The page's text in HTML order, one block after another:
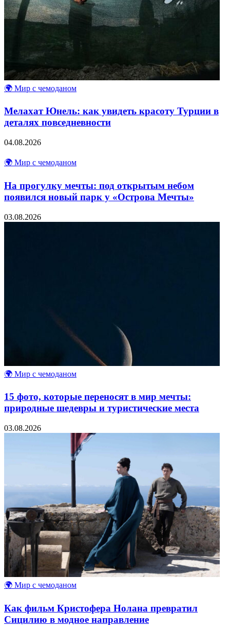
🌍 Мир с чемоданом
Мелахат Юнель: как увидеть красоту Турции в
деталях повседневности
04.08.2026
🌍 Мир с чемоданом
На прогулку мечты: под открытым небом
появился новый парк у «Острова Мечты»
03.08.2026
🌍 Мир с чемоданом
15 фото, которые переносят в мир мечты:
природные шедевры и туристические места
03.08.2026
🌍 Мир с чемоданом
Как фильм Кристофера Нолана превратил
Сицилию в модное направление